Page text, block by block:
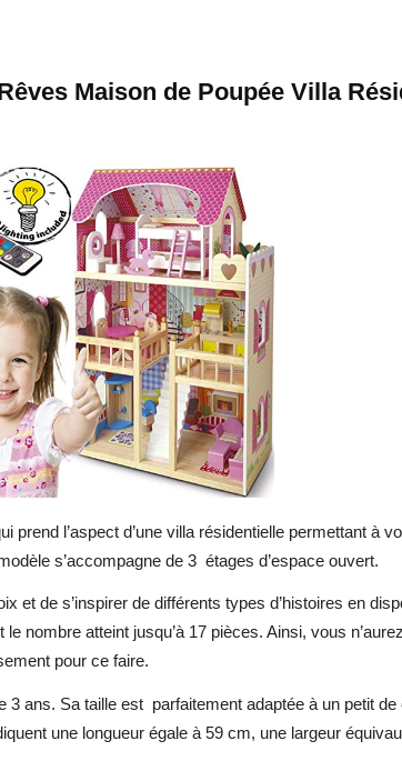
Maison de Poupée Villa
l’aspect d’une villa résidentielle permettant à
s’accompagne de 3 étages d’espace ouvert.
et de s’inspirer de différents types d’histoires en
nombre atteint jusqu’à 17 pièces. Ainsi, vous
pour ce faire.
ans. Sa taille est parfaitement adaptée à un petit de
une longueur égale à 59 cm, une largeur